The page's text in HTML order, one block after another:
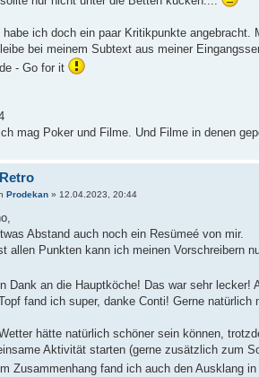
ich doch ein paar Kritikpunkte angebracht.
bei meinem Subtext aus meiner
- Go for it
mag Poker und Filme. Und Filme in denen
Prodekan» 12.04.2023, 20:44
Abstand auch noch ein Resümeé von mir.
allen Punkten kann ich meinen Vorschreibern
Dank an die Hauptköche! Das war sehr
fand ich super, danke Conti! Gerne
hätte natürlich schöner sein können,
Aktivität starten (gerne zusätzlich zum
Zusammenhang fand ich auch den Ausklang